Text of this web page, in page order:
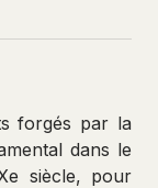
forgés par la
dans le
siècle, pour